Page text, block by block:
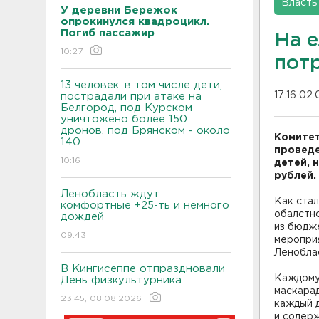
У деревни Бережок
опрокинулся квадроцикл.
Погиб пассажир
10:27
13 человек. в том числе дети,
пострадали при атаке на
Белгород, под Курском
уничтожено более 150
дронов, под Брянском - около
140
10:16
Ленобласть ждут
комфортные +25-ть и немного
дождей
09:43
В Кингисеппе отпраздновали
День физкультурника
23:45, 08.08.2026
Власть
На
17:16
детей,
рублей.
Как
из
каждый
и